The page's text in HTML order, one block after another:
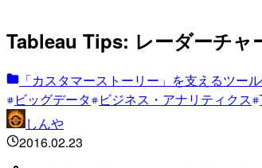
Tableau Tips: レーダーチャ
「カスタマーストーリー」を支えるツー
ビッグデータ
ビジネス・アナリティクス
しんや
2016.02.23